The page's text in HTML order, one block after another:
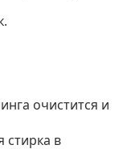
очистится и
в